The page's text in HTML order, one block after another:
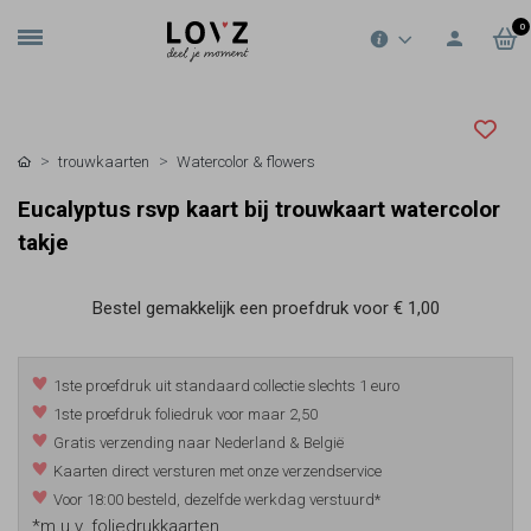
0
trouwkaarten Watercolor & flowers
Eucalyptus rsvp kaart bij trouwkaart watercolor
takje
Bestel gemakkelijk een proefdruk voor € 1,00
1ste proefdruk uit standaard collectie slechts 1 euro
1ste proefdruk foliedruk voor maar 2,50
Gratis verzending naar Nederland & België
Kaarten direct versturen met onze verzendservice
Voor 18:00 besteld, dezelfde werkdag verstuurd*
*m.u.v. foliedrukkaarten